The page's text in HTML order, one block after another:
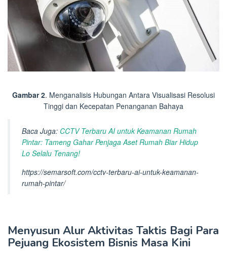
Gambar 2. Menganalisis Hubungan Antara Visualisasi Resolusi
Tinggi dan Kecepatan Penanganan Bahaya
Baca Juga: CCTV Terbaru AI untuk Keamanan Rumah
Pintar: Tameng Gahar Penjaga Aset Rumah Biar Hidup
Lo Selalu Tenang!
https://semarsoft.com/cctv-terbaru-ai-untuk-keamanan-
rumah-pintar/
Menyusun Alur Aktivitas Taktis Bagi Para
Pejuang Ekosistem Bisnis Masa Kini